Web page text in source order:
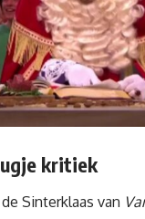
kritiek
Sinterklaas van